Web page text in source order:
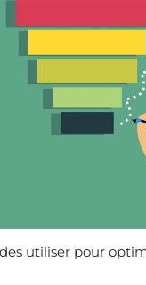
utiliser pour